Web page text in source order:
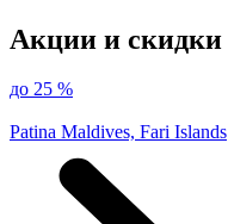
Акции и скидки
до 25 %
Patina Maldives, Fari Islands